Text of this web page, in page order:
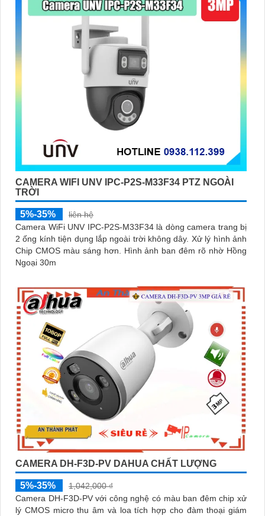
CAMERA WIFI UNV IPC-P2S-M33F34 PTZ NGOÀI
TRỜI
5%-35%
liên hệ
Camera WiFi UNV IPC-P2S-M33F34 là dòng camera trang bị
2 ống kính tiện dụng lắp ngoài trời không dây. Xử lý hình ảnh
Chip CMOS màu sáng hơn. Hình ảnh ban đêm rõ nhờ Hồng
Ngoại 30m
CAMERA DH-F3D-PV DAHUA CHẤT LƯỢNG
5%-35%
1,042,000 ₫
Camera DH-F3D-PV với công nghệ có màu ban đêm chip xử
lý CMOS micro thu âm và loa tích hợp cho đàm thoại giám